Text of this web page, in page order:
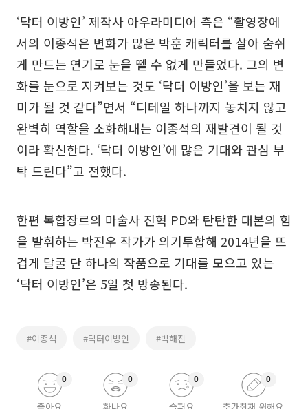
‘닥터 이방인’ 제작사 아우라미디어 측은 “촬영장에
서의 이종석은 변화가 많은 박훈 캐릭터를 살아 숨쉬
게 만드는 연기로 눈을 뗄 수 없게 만들었다. 그의 변
화를 눈으로 지켜보는 것도 ‘닥터 이방인’을 보는 재
미가 될 것 같다”면서 “디테일 하나까지 놓치지 않고
완벽히 역할을 소화해내는 이종석의 재발견이 될 것
이라 확신한다. ‘닥터 이방인’에 많은 기대와 관심 부
탁 드린다”고 전했다.
한편 복합장르의 마술사 진혁 PD와 탄탄한 대본의 힘
을 발휘하는 박진우 작가가 의기투합해 2014년을 뜨
겁게 달굴 단 하나의 작품으로 기대를 모으고 있는
‘닥터 이방인’은 5일 첫 방송된다.
#이종석 #닥터이방인 #박해진
좋아요
0
화나요
0
슬퍼요
0
추가취재 원해요
0